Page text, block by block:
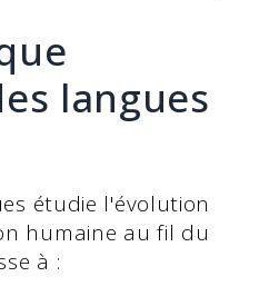
langues
étudie l'évolution
humaine au fil du
à :